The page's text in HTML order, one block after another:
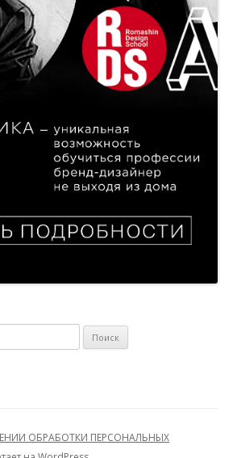
ОБРАБОТКИ ПЕРСОНАЛЬНЫХ